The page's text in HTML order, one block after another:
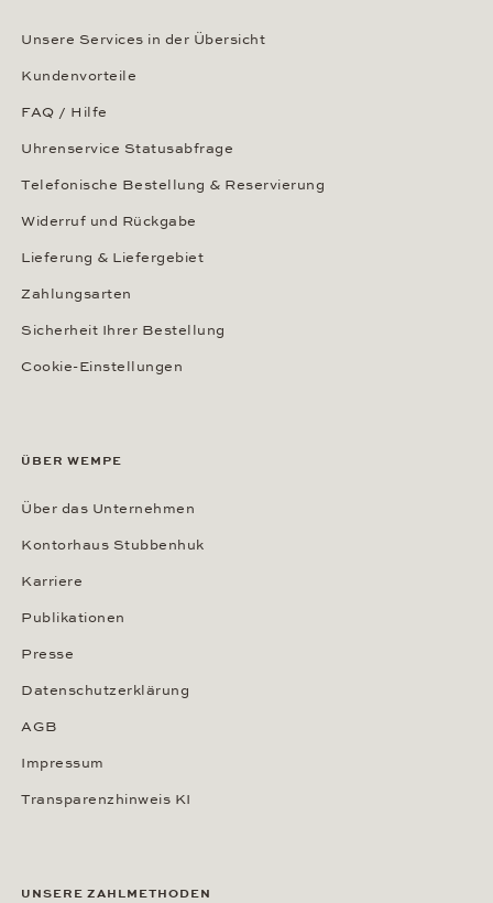
Unsere Services in der Übersicht
Kundenvorteile
FAQ / Hilfe
Uhrenservice Statusabfrage
Telefonische Bestellung & Reservierung
Widerruf und Rückgabe
Lieferung & Liefergebiet
Zahlungsarten
Sicherheit Ihrer Bestellung
Cookie-Einstellungen
ÜBER WEMPE
Über das Unternehmen
Kontorhaus Stubbenhuk
Karriere
Publikationen
Presse
Datenschutzerklärung
AGB
Impressum
Transparenzhinweis KI
UNSERE ZAHLMETHODEN